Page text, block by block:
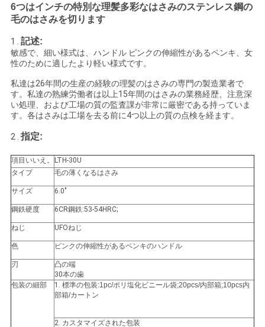
し
な
さ
い
引
を
要
求
し
な
さ
6つはインチの特別な理髪多彩なはさみのステンレス鋼の
毛のはさみを切ります
1 . 記述:
敏感で、細い様式は、ハンドル ピンクの伸縮性があるペンキ、女
性のために適したより軽い様式です。
私達は26年間の生産の経験の理髪のはさみの専門の製造業者で
す。私達の熟練労働者は以上15年間のはさみの業務経歴、注意深
い処理、および工場の質の監査課が非常に厳密である持っていま
す。各はさみは工場を去る前に4つ以上の質の点検を経ます。
2 . 指定:
項目いいえ。
LTH-30U
タイプ
毛の薄くなるはさみ
サイズ 6.0"
鋼鉄硬度 6CR鋼鉄:53-54HRC;
ねじ UFOねじ
色 ピンクの伸縮性があるペンキのハンドル
刃
凸の端
30本の歯
包装の細部
1. 標準の包装:1pc/ポリ塩化ビニール袋;20pcs/内部箱;10pcs内
部箱/カートン
2. カスタマイズされた包装